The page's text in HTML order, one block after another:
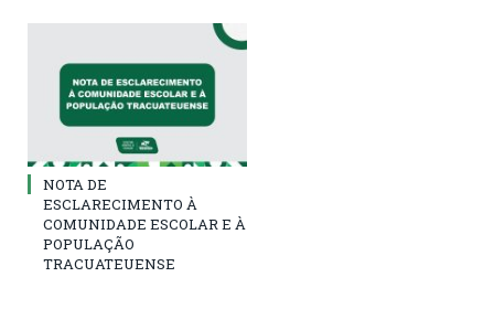
NOTA DE
ESCLARECIMENTO À
COMUNIDADE ESCOLAR E À
POPULAÇÃO
TRACUATEUENSE